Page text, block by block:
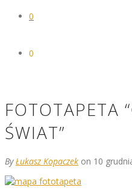
0
0
FOTOTAPETA
ŚWIAT”
ByŁukasz Kopaczek on 10